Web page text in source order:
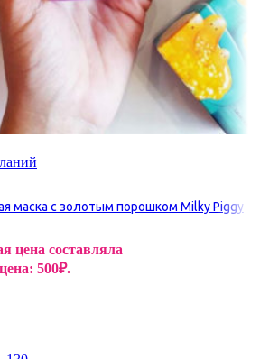
маска с золотым порошком Milky Piggy
цена составляла
500₽.